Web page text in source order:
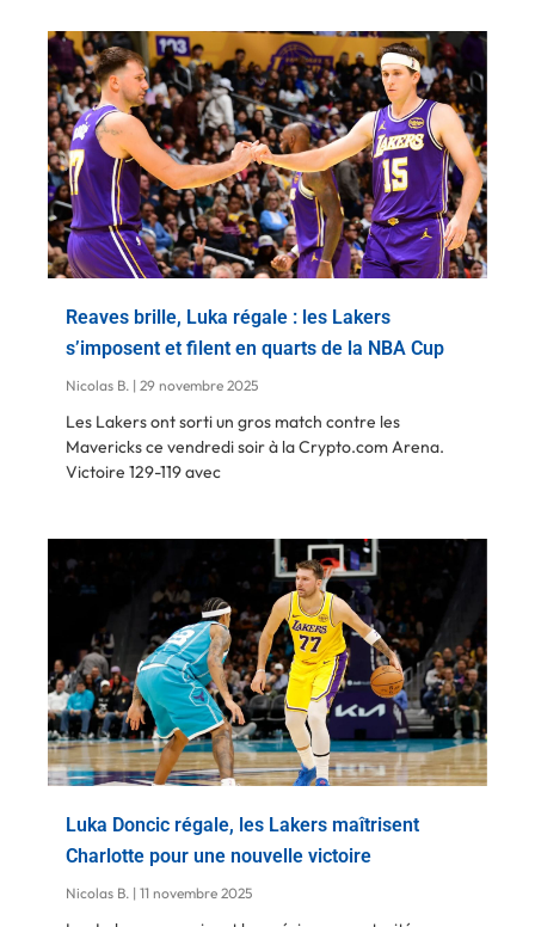
Reaves brille, Luka régale : les Lakers
s’imposent et filent en quarts de la NBA Cup
Nicolas B. 29 novembre 2025
Les Lakers ont sorti un gros match contre les
Mavericks ce vendredi soir à la Crypto.com Arena.
Victoire 129-119 avec
Luka Doncic régale, les Lakers maîtrisent
Charlotte pour une nouvelle victoire
Nicolas B. 11 novembre 2025